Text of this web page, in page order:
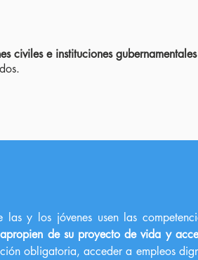
civiles e instituciones gubernamentales
y los jóvenes usen las
de su proyecto de vida y
obligatoria, acceder a empleos